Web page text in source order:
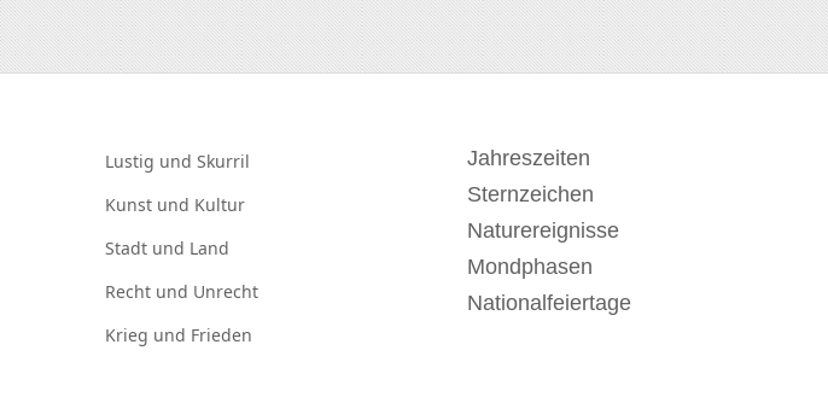
Lustig und Skurril
Kunst und Kultur
Stadt und Land
Recht und Unrecht
Krieg und Frieden
Jahreszeiten
Sternzeichen
Naturereignisse
Mondphasen
Nationalfeiertage